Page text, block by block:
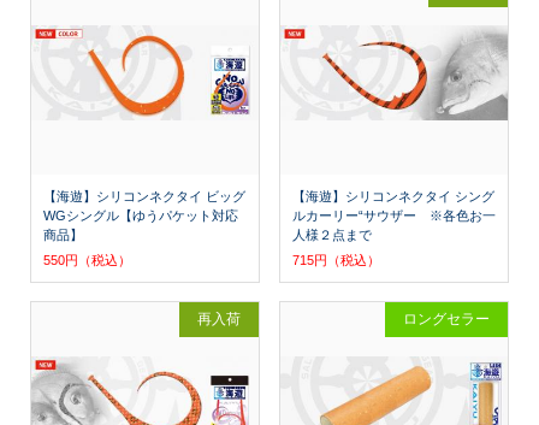
【海遊】シリコンネクタイ ビッグ
WGシングル【ゆうパケット対応
商品】
550円（税込）
【海遊】シリコンネクタイ シング
ルカーリー“サウザー ※各色お一
人様２点まで
715円（税込）
再入荷 ロングセラー